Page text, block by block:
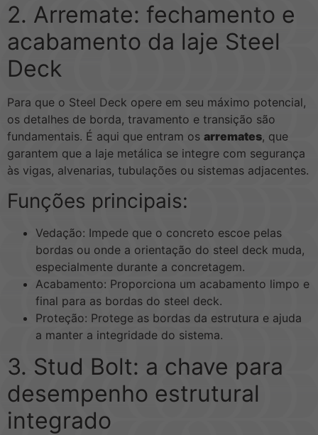
2. Arremate: fechamento e
acabamento da laje Steel
Deck
Para que o Steel Deck opere em seu máximo potencial,
os detalhes de borda, travamento e transição são
fundamentais. É aqui que entram os arremates, que
garantem que a laje metálica se integre com segurança
às vigas, alvenarias, tubulações ou sistemas adjacentes.
Funções principais:
Vedação: Impede que o concreto escoe pelas
bordas ou onde a orientação do steel deck muda,
especialmente durante a concretagem.
Acabamento: Proporciona um acabamento limpo e
final para as bordas do steel deck.
Proteção: Protege as bordas da estrutura e ajuda
a manter a integridade do sistema.
3. Stud Bolt: a chave para
desempenho estrutural
integrado